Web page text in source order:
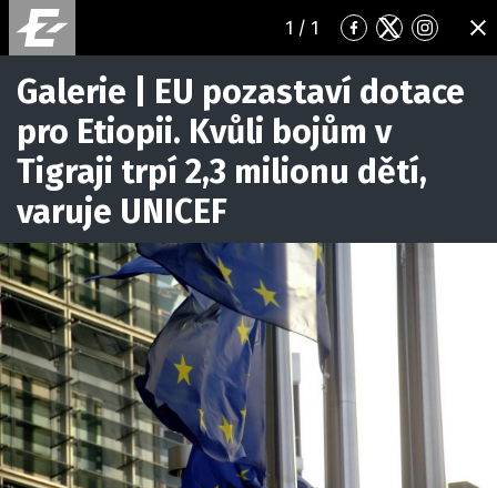
1 / 1
Přejít
na
Facebook
Přejít
na
Twitter
Přejít
na
Galerie | EU pozastaví dotace
pro Etiopii. Kvůli bojům v
Tigraji trpí 2,3 milionu dětí,
varuje UNICEF